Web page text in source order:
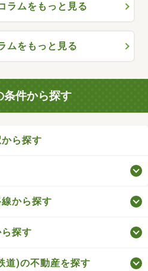
ラムをもっと見る
ムをもっと見る
条件から探す
ら探す
から探す
探す
道)の不動産を探す